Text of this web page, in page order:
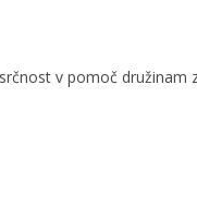
v pomoč družinam